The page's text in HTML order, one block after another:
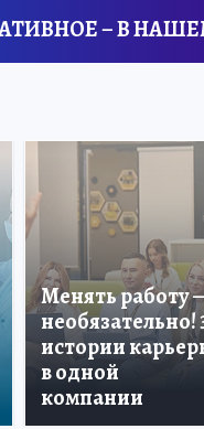
– В
Менять работу
необязательно!
истории
в одной
компании